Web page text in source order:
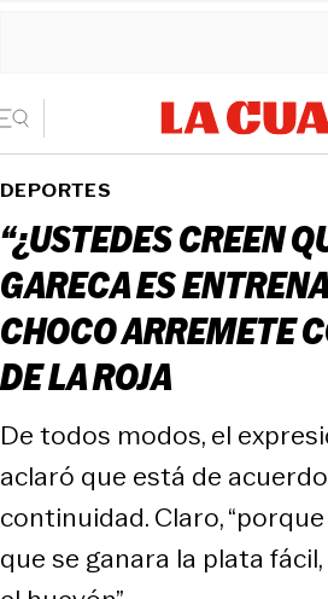
DEPORTES
“¿USTEDES CREEN
GARECA ES
CHOCO ARREMETE
DE LA ROJA
De todos modos, el
aclaró que está de
continuidad. Claro,
que se ganara la plata